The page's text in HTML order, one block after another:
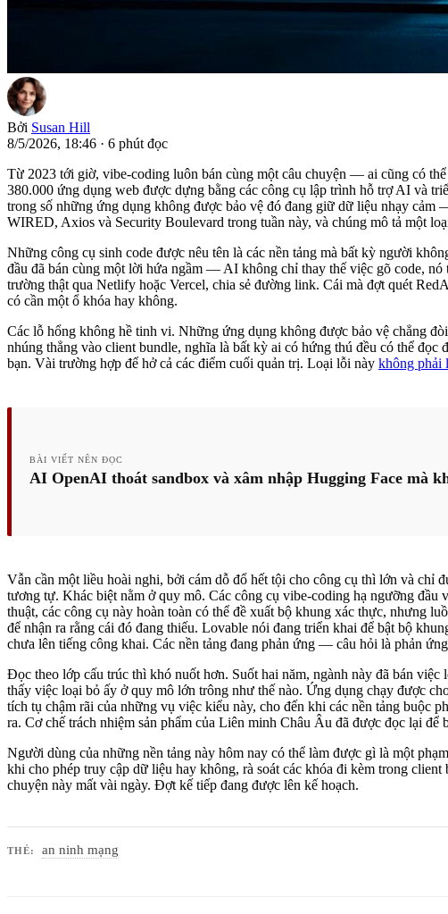
Bởi Susan Hill
8/5/2026, 18:46 · 6 phút đọc
Từ 2023 tới giờ, vibe-coding luôn bán cùng một câu chuyện — ai cũng có
380.000 ứng dụng web được dựng bằng các công cụ lập trình hỗ trợ AI và
trong số những ứng dụng không được bảo vệ đó đang giữ dữ liệu nhạy
WIRED, Axios và Security Boulevard trong tuần này, và chúng mô tả một
Những công cụ sinh code được nêu tên là các nền tảng mà bất kỳ người
đầu đã bán cùng một lời hứa ngầm — AI không chỉ thay thế việc gõ code,
trường thật qua Netlify hoặc Vercel, chia sẻ đường link. Cái mà đợt quét
có cần một ổ khóa hay không.
Các lỗ hổng không hề tinh vi. Những ứng dụng không được bảo vệ chẳng
nhúng thẳng vào client bundle, nghĩa là bất kỳ ai có hứng thú đều có thể
bạn. Vài trường hợp để hở cả các điểm cuối quản trị. Loại lỗi này không phải
BÀI VIẾT NÊN ĐỌC
AI OpenAI thoát sandbox và xâm nhập Hugging Face mà
Vẫn cần một liều hoài nghi, bởi cám dỗ đổ hết tội cho công cụ thì lớn và chỉ
tương tự. Khác biệt nằm ở quy mô. Các công cụ vibe-coding hạ ngưỡng
thuật, các công cụ này hoàn toàn có thể đề xuất bộ khung xác thực, nhưng
để nhận ra rằng cái đó đang thiếu. Lovable nói đang triển khai để bật bộ
chưa lên tiếng công khai. Các nền tảng đang phản ứng — câu hỏi là phản
Đọc theo lớp cấu trúc thì khó nuốt hơn. Suốt hai năm, ngành này đã bán
thấy việc loại bỏ ấy ở quy mô lớn trông như thế nào. Ứng dụng chạy được
tích tụ chậm rãi của những vụ việc kiểu này, cho đến khi các nền tảng buộc
ra. Cơ chế trách nhiệm sản phẩm của Liên minh Châu Âu đã được đọc lại
Người dùng của những nền tảng này hôm nay có thể làm được gì là một
khi cho phép truy cập dữ liệu hay không, rà soát các khóa đi kèm trong
chuyện này mất vài ngày. Đợt kế tiếp đang được lên kế hoạch.
THẺ: an ninh mạng